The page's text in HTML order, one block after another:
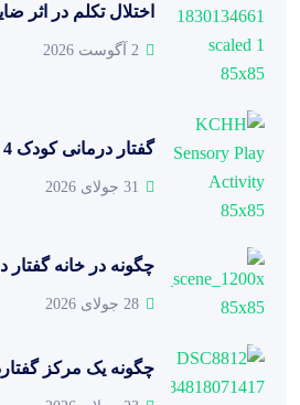
اختلال تکلم در اثر
2 آگوست 2026
گفتار درمانی کودک 4 ساله
31 جولای 2026
چگونه در خانه گفتار
28 جولای 2026
چگونه یک مرکز